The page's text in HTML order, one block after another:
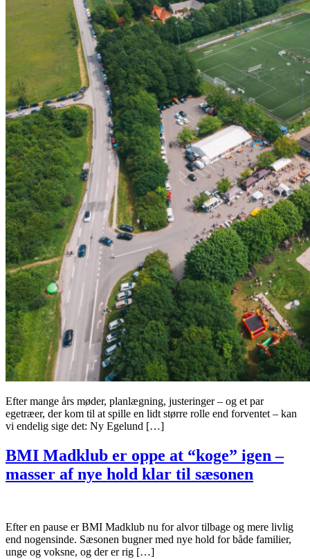
Efter mange års møder, planlægning, justeringer – og et par
egetræer, der kom til at spille en lidt større rolle end forventet – kan
vi endelig sige det: Ny Egelund […]
BMI Madklub er oppe at “koge” igen –
masser af nye hold klar til sæsonen
Efter en pause er BMI Madklub nu for alvor tilbage og mere livlig
end nogensinde. Sæsonen bugner med nye hold for både familier,
unge og voksne, og der er rig […]